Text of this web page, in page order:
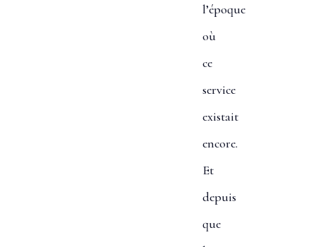
l’époque
où
ce
service
existait
encore.
Et
depuis
que